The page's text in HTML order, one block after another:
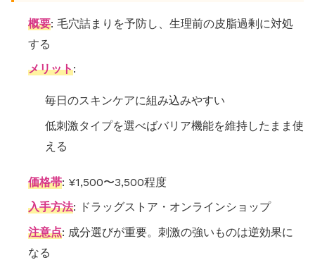
概要: 毛穴詰まりを予防し、生理前の皮脂過剰に対処
する
メリット:
毎日のスキンケアに組み込みやすい
低刺激タイプを選べばバリア機能を維持したまま使
える
価格帯: ¥1,500〜3,500程度
入手方法: ドラッグストア・オンラインショップ
注意点: 成分選びが重要。刺激の強いものは逆効果に
なる